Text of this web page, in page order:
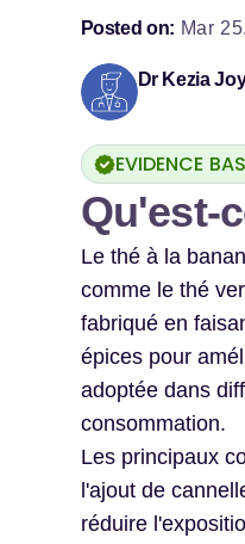
Posted on: Mar
Dr Kezia
EVIDENCE
Qu'est-
Le thé à la
comme le thé
fabriqué en
épices pour
adoptée dans
consommation.
Les principaux
l'ajout de
réduire